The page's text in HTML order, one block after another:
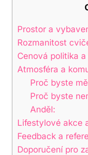
Prostor a
Rozmanitost
Cenová politika
Atmosféra a
Proč byste
Proč byste
Anděl:
Lifestylové akce
Feedback a
Doporučení pro